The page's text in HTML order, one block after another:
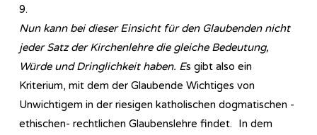
9.
Nun kann bei dieser Einsicht für den Glaubenden nicht
jeder Satz der Kirchenlehre die gleiche Bedeutung,
Würde und Dringlichkeit haben. Es gibt also ein
Kriterium, mit dem der Glaubende Wichtiges von
Unwichtigem in der riesigen katholischen dogmatischen -
ethischen- rechtlichen Glaubenslehre findet. In dem